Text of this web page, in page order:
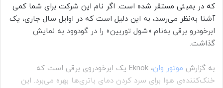
که در بمبئی مستقر شده است. اگر نام این شرکت برای شما کمی
آشنا به‌نظر می‌رسد، به این دلیل است که در اوایل سال جاری، یک
ابرخودرو برقی به‌نام «شول توربین» را در گودوود به نمایش
گذاشت.
به گزارش موتور وان
، Eknok یک ابرخودروی برقی است که
خنک‌کننده‌ی هوا برای سرد کردن دمای باتری‌ها بهره می‌برد. این